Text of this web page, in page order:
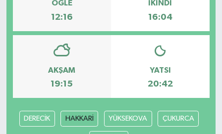
ÖĞLE
12:16
İKINDI
16:04
AKŞAM
19:15
YATSI
20:42
DERECİK HAKKARİ YÜKSEKOVA ÇUKURCA